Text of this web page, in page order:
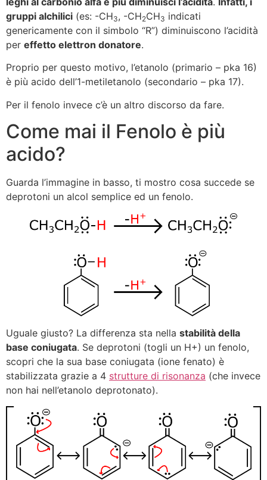
gruppi alchilici (es: -CH3, -CH2CH3 indicati
genericamente con il simbolo “R”) diminuiscono l’acidità
per effetto elettron donatore.
Proprio per questo motivo, l’etanolo (primario – pka 16)
è più acido dell’1-metiletanolo (secondario – pka 17).
Per il fenolo invece c’è un altro discorso da fare.
Come mai il Fenolo è più
acido?
Guarda l’immagine in basso, ti mostro cosa succede se
deprotoni un alcol semplice ed un fenolo.
Uguale giusto? La differenza sta nella stabilità della
base coniugata. Se deprotoni (togli un H+) un fenolo,
scopri che la sua base coniugata (ione fenato) è
stabilizzata grazie a 4 strutture di risonanza (che invece
non hai nell’etanolo deprotonato).